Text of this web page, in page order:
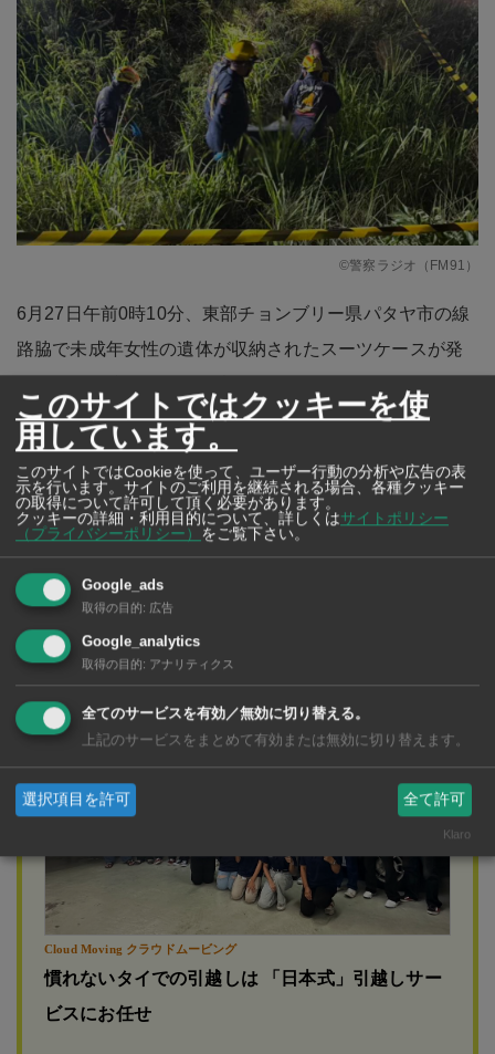
©警察ラジオ（FM91）
6月27日午前0時10分、東部チョンブリー県パタヤ市の線
路脇で未成年女性の遺体が収納されたスーツケースが発
ケースを引きずり遺体を遺棄したことが判明。同日午前9
時頃、オーストラリア国籍の男（46歳）がスワンナプー
ム国際空港で逮捕された。
広告
Cloud Moving クラウドムービング
慣れないタイでの引越しは 「日本式」引越しサー
ビスにお任せ
このサイトではクッキーを使
用しています。
このサイトではCookieを使って、ユーザー行動の分析や広告の表
示を行います。サイトのご利用を継続される場合、各種クッキー
の取得について許可して頂く必要があります。
クッキーの詳細・利用目的について、詳しくはサイトポリシー
（プライバシーポリシー）
をご覧下さい。
Google_ads
取得の目的: 広告
Google_analytics
取得の目的: アナリティクス
全てのサービスを有効／無効に切り替える。
上記のサービスをまとめて有効または無効に切り替えます。
選択項目を許可 全て許可
Klaro